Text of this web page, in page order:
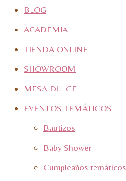
BLOG
ACADEMIA
TIENDA ONLINE
SHOWROOM
MESA DULCE
EVENTOS TEMÁTICOS
Bautizos
Baby Shower
Cumpleaños temáticos